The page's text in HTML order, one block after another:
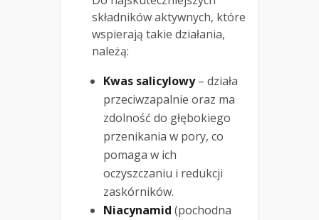
składników aktywnych, które
wspierają takie działania,
należą:
Kwas salicylowy– działa
przeciwzapalnie oraz ma
zdolność do głębokiego
przenikania w pory, co
pomaga w ich
oczyszczaniu i redukcji
zaskórników.
Niacynamid (pochodna